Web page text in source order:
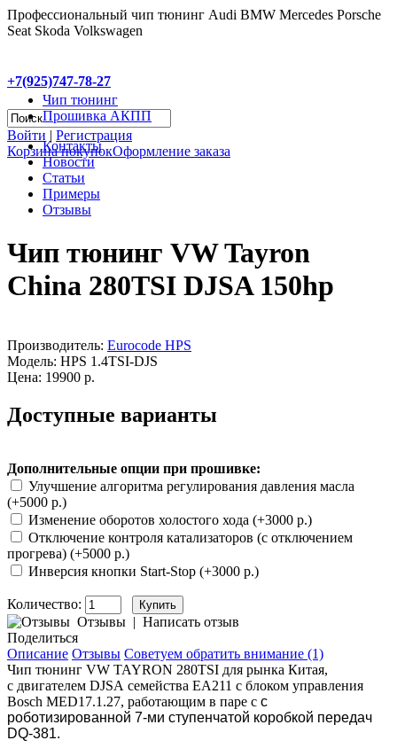
Профессиональный чип тюнинг Audi BMW Mercedes Porsche
Seat Skoda Volkswagen
+7(925)747-78-27
Войти | Регистрация
Корзина покупокОформление заказа
Чип тюнинг
Прошивка АКПП
Контакты
Новости
Статьи
Примеры
Отзывы
Чип тюнинг VW Tayron
China 280TSI DJSA 150hp
Производитель: Eurocode HPS
Модель: HPS 1.4TSI-DJS
Цена: 19900 р.
Доступные варианты
Дополнительные опции при прошивке:
Улучшение алгоритма регулирования давления масла
(+5000 р.)
Изменение оборотов холостого хода (+3000 р.)
Отключение контроля катализаторов (с отключением
прогрева) (+5000 р.)
Инверсия кнопки Start-Stop (+3000 р.)
Количество:
Отзывы | Написать отзыв
Поделиться
Описание Отзывы Советуем обратить внимание (1)
Чип тюнинг VW TAYRON 280TSI для рынка Китая,
с двигателем DJSA семейства EA211 с блоком управления
Bosch MED17.1.27, работающим в паре с с
роботизированной 7-ми ступенчатой коробкой передач
DQ-381.